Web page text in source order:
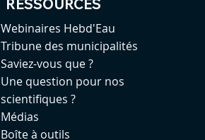
RESSOURCES
Webinaires Hebd'Eau
Tribune des municipalités
Saviez-vous que ?
Une question pour nos
scientifiques ?
Médias
Boîte à outils